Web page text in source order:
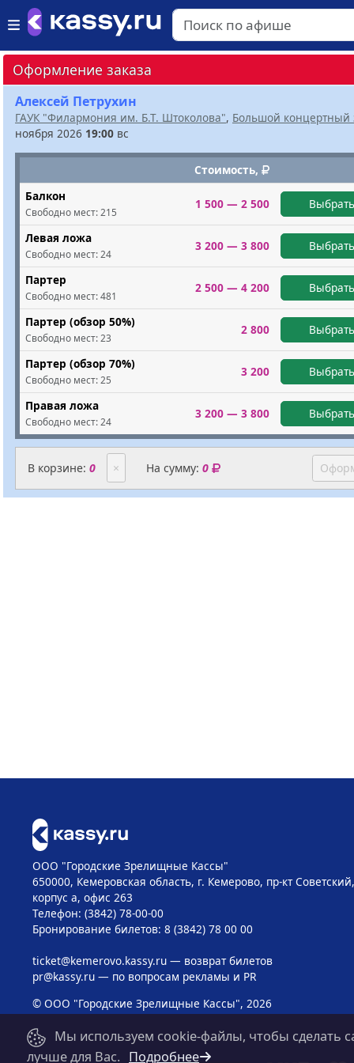
Оформление заказа
Алексей Петрухин
ГАУК "Филармония им. Б.Т. Штоколова", Большой концертный
ноября 2026 19:00 вс
Стоимость,
Балкон
Свободно мест: 215
1 500 — 2 500
Левая ложа
Свободно мест: 24
3 200 — 3 800
Партер
Свободно мест:481
2 500 — 4 200
Партер (обзор 50%)
Свободно мест: 23
2 800
Партер (обзор 70%)
Свободно мест: 25
3 200
Правая ложа
Свободно мест: 24
3 200 — 3 800
В корзине: 0 × На сумму:0
ООО "Городские Зрелищные Кассы"
650000, Кемеровская область, г. Кемерово, пр-кт
корпус а, офис 263
Телефон: (3842) 78-00-00
Бронирование билетов: 8 (3842) 78 00 00
ticket@kemerovo.kassy.ru— возврат билетов
pr@kassy.ru— по вопросам рекламы и PR
© ООО "Городские Зрелищные Кассы", 2026
Мы используем cookie-файлы, чтобы сделать
лучше для Вас. Подробнее